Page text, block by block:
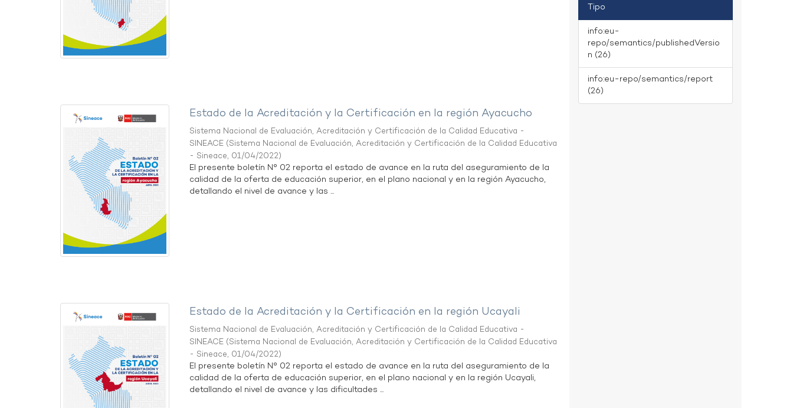
Estado de la Acreditación y la Certificación en la región Ayacucho
Sistema Nacional de Evaluación, Acreditación y Certificación de la Calidad Educativa -
SINEACE (Sistema Nacional de Evaluación, Acreditación y Certificación de la Calidad Educativa
- Sineace, 01/04/2022)
El presente boletín N° 02 reporta el estado de avance en la ruta del aseguramiento de la
calidad de la oferta de educación superior, en el plano nacional y en la región Ayacucho,
detallando el nivel de avance y las ...
Estado de la Acreditación y la Certificación en la región Ucayali
Sistema Nacional de Evaluación, Acreditación y Certificación de la Calidad Educativa -
SINEACE (Sistema Nacional de Evaluación, Acreditación y Certificación de la Calidad Educativa
- Sineace, 01/04/2022)
El presente boletín N° 02 reporta el estado de avance en la ruta del aseguramiento de la
calidad de la oferta de educación superior, en el plano nacional y en la región Ucayali,
detallando el nivel de avance y las dificultades ...
Tipo
info:eu-
repo/semantics/publishedVersio
n (26)
info:eu-repo/semantics/report
(26)